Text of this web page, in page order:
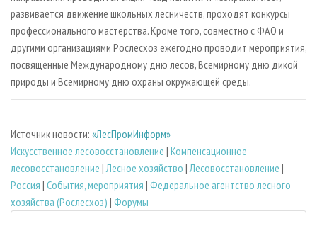
развивается движение школьных лесничеств, проходят конкурсы
профессионального мастерства. Кроме того, совместно с ФАО и
другими организациями Рослесхоз ежегодно проводит мероприятия,
посвященные Международному дню лесов, Всемирному дню дикой
природы и Всемирному дню охраны окружающей среды.
Источник новости: «ЛесПромИнформ»
Искусственное лесовосстановление | Компенсационное
лесовосстановление |Лесное хозяйство |Лесовосстановление |
Россия | События, мероприятия | Федеральное агентство лесного
хозяйства (Рослесхоз) | Форумы